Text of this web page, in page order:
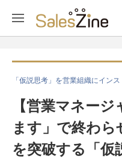
「仮説思考」を営業組織にインス
【営業マネー
ます」で終わ
を突破する「仮